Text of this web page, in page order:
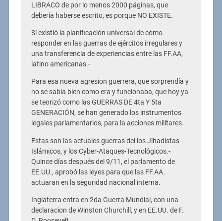
LIBRACO de por lo menos 2000 páginas, que
debería haberse escrito, es porque NO EXISTE.
Sí existió la planificación universal de cómo
responder en las guerras de ejércitos irregulares y
una transferencia de experiencias entre las FF.AA,
latino americanas.-
Para esa nueva agresion guerrera, que sorprendía y
no se sabía bien como era y funcionaba, que hoy ya
se teorizó como las GUERRAS DE 4ta Y 5ta
GENERACIÓN, se han generado los instrumentos
legales parlamentarios, para la acciones militares.
Estas son las actuales guerras del los Jihadistas
Islámicos, y los Cyber-Ataques-Tecnológicos.-
Quince días después del 9/11, el parlamento de
EE.UU., aprobó las leyes para que las FF.AA.
actuaran en la seguridad nacional interna.
Inglaterra entra en 2da Guerra Mundial, con una
declaracion de Winston Churchill, y en EE.UU. de F.